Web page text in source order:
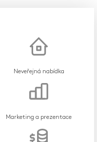
Neveřejná nabídka
Marketing a prezentace